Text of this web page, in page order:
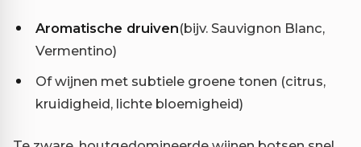
Aromatische druiven(bijv. Sauvignon Blanc,
Vermentino)
Of wijnen met subtiele groene tonen (citrus,
kruidigheid, lichte bloemigheid)